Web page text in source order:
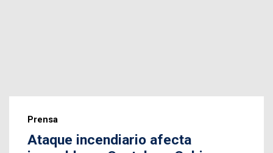
Prensa
Ataque incendiario afecta